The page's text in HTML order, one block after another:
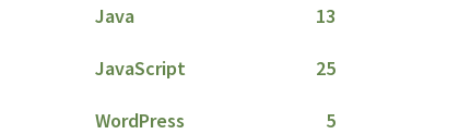
Java
13
JavaScript
25
WordPress
5